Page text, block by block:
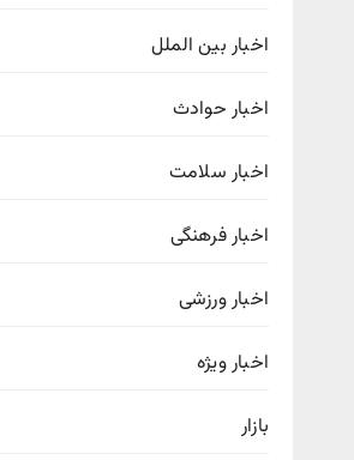
اخبار بین الملل
اخبار حوادث
اخبار سلامت
اخبار فرهنگی
اخبار ورزشی
اخبار ویژه
بازار